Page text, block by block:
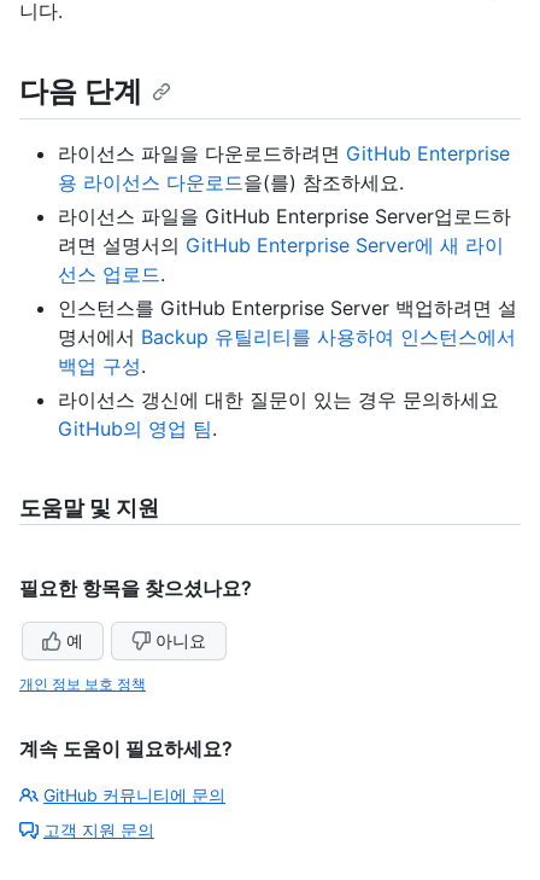
니다.
다음 단계
라이선스 파일을 다운로드하려면 GitHub Enterprise
용 라이선스 다운로드을(를) 참조하세요.
라이선스 파일을 GitHub Enterprise Server업로드하
려면 설명서의 GitHub Enterprise Server에 새 라이
선스 업로드.
인스턴스를 GitHub Enterprise Server 백업하려면 설
명서에서 Backup 유틸리티를 사용하여 인스턴스에서
백업 구성.
라이선스 갱신에 대한 질문이 있는 경우 문의하세요
GitHub의 영업 팀.
도움말 및 지원
필요한 항목을 찾으셨나요?
예 아니요
개인 정보 보호 정책
계속 도움이 필요하세요?
GitHub 커뮤니티에 문의
고객 지원 문의